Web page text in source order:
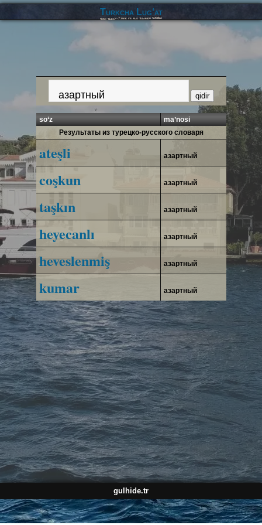
Turkcha Lug‘at
turk tilidan o‘zbek va rus tillariga tarjima
so‘z
maʼnosi
Результаты из турецко-русского словаря
ateşli азартный
coşkun азартный
taşkın азартный
heyecanlı азартный
heveslenmiş азартный
kumar азартный
gulhide.tr